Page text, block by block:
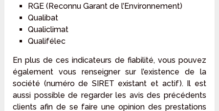
RGE (Reconnu Garant de l’Environnement)
Qualibat
Qualiclimat
Qualifélec
En plus de ces indicateurs de fiabilité, vous pouvez
également vous renseigner sur l’existence de la
société (numéro de SIRET existant et actif). Il est
aussi possible de regarder les avis des précédents
clients afin de se faire une opinion des prestations